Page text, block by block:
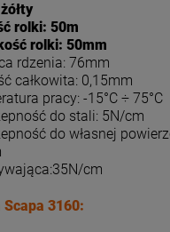
rolki: 50m
rolki: 50mm
rdzenia: 76mm
całkowita: 0,15mm
pracy: -15°C ÷ 75°C
do stali: 5N/cm
do własnej
cm
3160: